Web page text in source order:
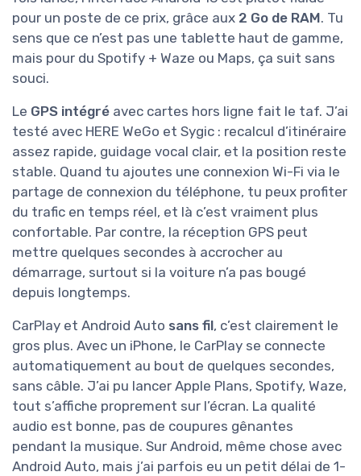
pour un poste de ce prix, grâce aux 2 Go de RAM. Tu
sens que ce n’est pas une tablette haut de gamme,
mais pour du Spotify + Waze ou Maps, ça suit sans
souci.
Le GPS intégré avec cartes hors ligne fait le taf. J’ai
testé avec HERE WeGo et Sygic : recalcul d’itinéraire
assez rapide, guidage vocal clair, et la position reste
stable. Quand tu ajoutes une connexion Wi-Fi via le
partage de connexion du téléphone, tu peux profiter
du trafic en temps réel, et là c’est vraiment plus
confortable. Par contre, la réception GPS peut
mettre quelques secondes à accrocher au
démarrage, surtout si la voiture n’a pas bougé
depuis longtemps.
CarPlay et Android Auto sans fil, c’est clairement le
gros plus. Avec un iPhone, le CarPlay se connecte
automatiquement au bout de quelques secondes,
sans câble. J’ai pu lancer Apple Plans, Spotify, Waze,
tout s’affiche proprement sur l’écran. La qualité
audio est bonne, pas de coupures gênantes
pendant la musique. Sur Android, même chose avec
Android Auto, mais j’ai parfois eu un petit délai de 1-